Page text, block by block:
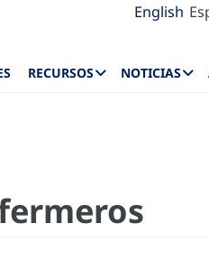
English
RECURSOS NOTICIAS